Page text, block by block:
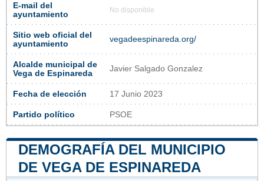
E-mail del
ayuntamiento
No disponible
Sitio web oficial del
ayuntamiento
vegadeespinareda.org/
Alcalde municipal de
Vega de Espinareda
Javier Salgado Gonzalez
Fecha de elección 17 Junio 2023
Partido político PSOE
DEMOGRAFÍA DEL MUNICIPIO
DE VEGA DE ESPINAREDA